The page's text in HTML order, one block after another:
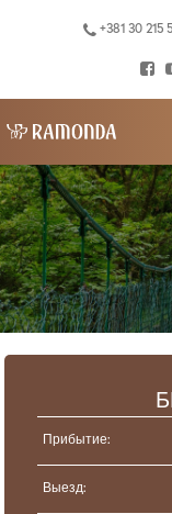
+381 30 215
Прибытие:
Выезд: